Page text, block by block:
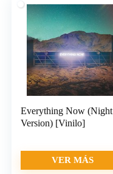
Everything Now (Night
Version) [Vinilo]
VER MÁS